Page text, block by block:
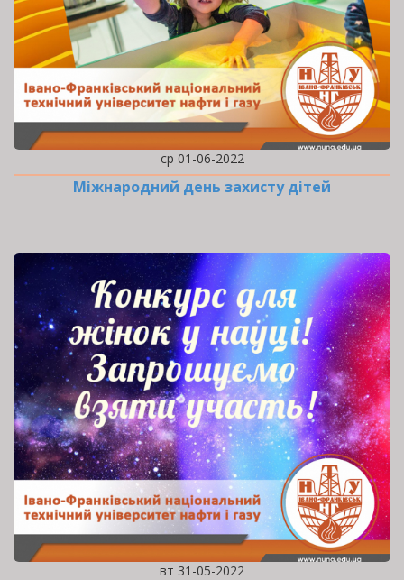
ср 01-06-2022
Міжнародний день захисту дітей
вт 31-05-2022